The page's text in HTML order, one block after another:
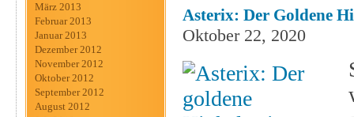
März 2013
Februar 2013
Januar 2013
Dezember 2012
November 2012
Oktober 2012
September 2012
August 2012
Asterix: Der Goldene
Oktober 22, 2020